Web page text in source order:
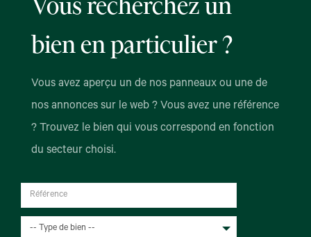
Vous recherchez un
bien en particulier ?
Vous avez aperçu un de nos panneaux ou une de
nos annonces sur le web ? Vous avez une référence
? Trouvez le bien qui vous correspond en fonction
du secteur choisi.
-- Type de bien --